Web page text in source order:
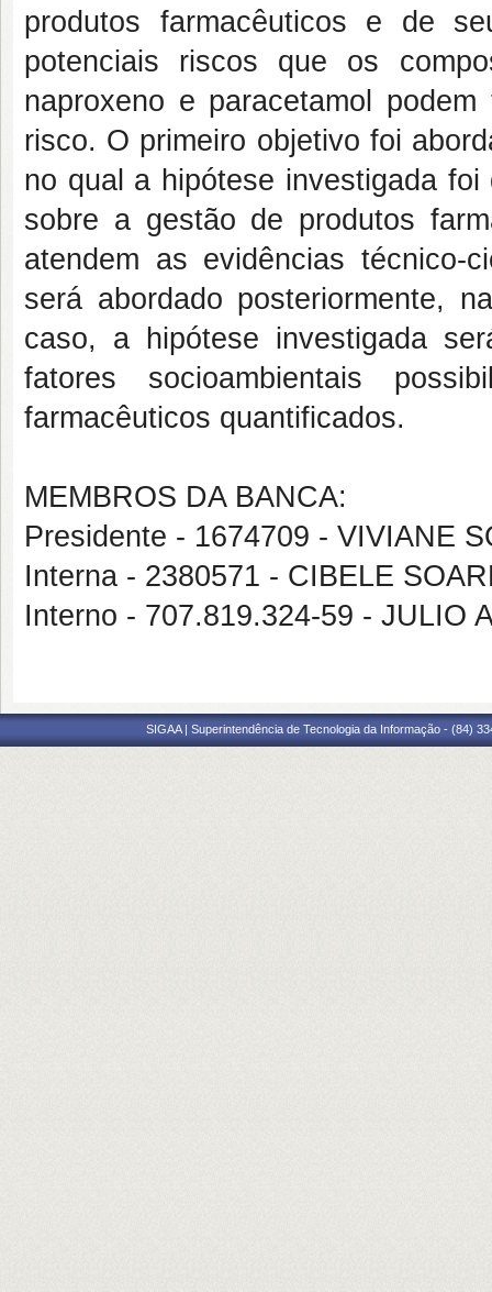
produtos farmacêuticos e de
potenciais riscos que os
naproxeno e paracetamol
risco. O primeiro objetivo foi
no qual a hipótese investigada
sobre a gestão de produtos
atendem as evidências técnico-
será abordado posteriormente,
caso, a hipótese investigada
fatores socioambientais
farmacêuticos quantificados.
MEMBROS DA BANCA:
Presidente - 1674709 - VIVIANE
Interna - 2380571 - CIBELE
Interno - 707.819.324-59 - JULIO
SIGAA | Superintendência de Tecnologia da Informação - (84)